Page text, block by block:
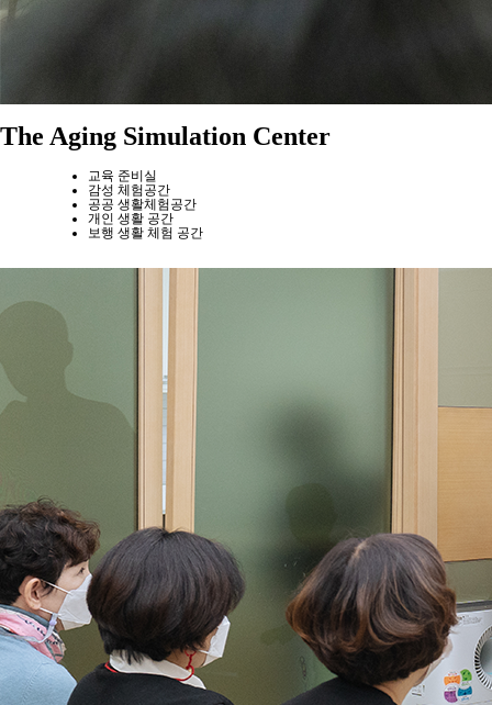
The Aging Simulation Center
교육 준비실
감성 체험공간
공공 생활체험공간
개인 생활 공간
보행 생활 체험 공간